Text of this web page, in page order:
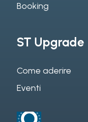
Booking
ST Upgrade
Come aderire
Eventi